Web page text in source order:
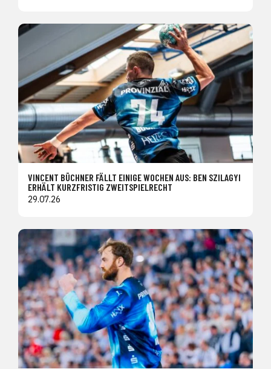
VINCENT BÜCHNER FÄLLT EINIGE WOCHEN AUS: BEN SZILAGYI
ERHÄLT KURZFRISTIG ZWEITSPIELRECHT
29.07.26